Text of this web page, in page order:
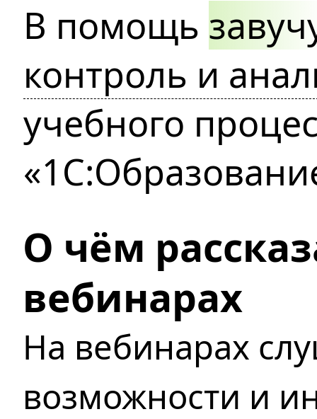
В помощь
контроль и
учебного
О чём
вебинарах
На вебинарах
возможности и